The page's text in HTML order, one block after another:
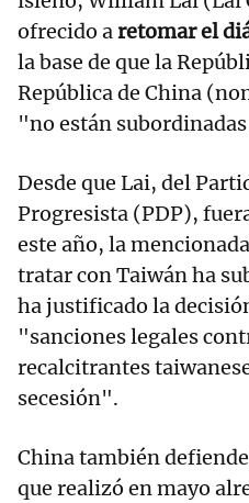
ofrecido aretomar el
la base de que la
República de China
"no están
Desde que Lai, del
Progresista (PDP),
este año, la
tratar con Taiwán ha
ha justificado la
"sanciones legales
recalcitrantes
secesión".
China también
que realizó en mayo